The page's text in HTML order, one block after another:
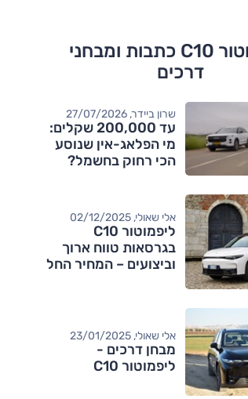
ליפ מוטור C10 כתבות ומבחני
דרכים
שרון ביידר, 27/07/2026
עד 200,000 שקלים:
מי הפלאג-אין שנוסע
הכי רחוק בחשמל?
אלי שאולי, 02/12/2025
ליפמוטור C10
בגרסאות טווח ארוך
וביצועים – המחיר החל
אלי שאולי, 23/01/2025
מבחן דרכים -
ליפמוטור C10